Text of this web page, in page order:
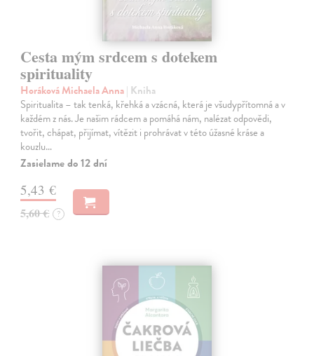
Cesta mým srdcem s dotekem
spirituality
Horáková Michaela Anna| Kniha
Spiritualita – tak tenká, křehká a vzácná, která je všudypřítomná a v
každém z nás. Je našim rádcem a pomáhá nám, nalézat odpovědi,
tvořit, chápat, přijímat, vítězit i prohrávat v této úžasné kráse a
kouzlu…
Zasielame do 12 dní
5,43 €
5,60 € ?